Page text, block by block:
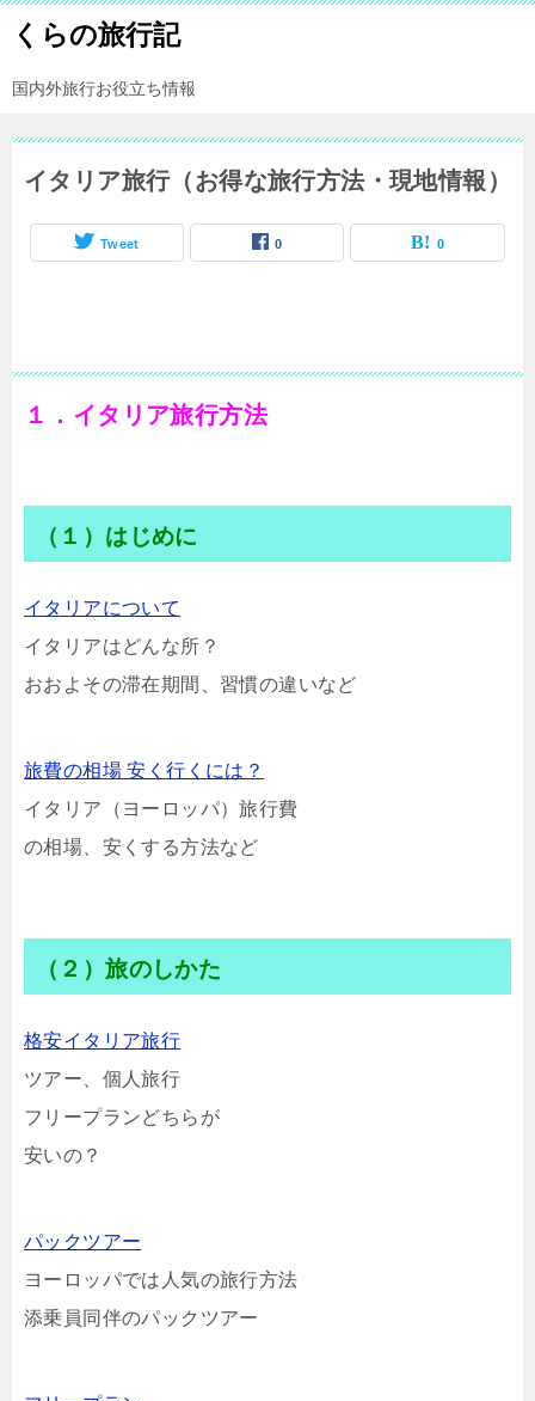
くらの旅行記
国内外旅行お役立ち情報
イタリア旅行（お得な旅行方法・現地情報）
Tweet 0 0
１．イタリア旅行方法
（１）はじめに
イタリアについて
イタリアはどんな所？
おおよその滞在期間、習慣の違いなど
旅費の相場 安く行くには？
イタリア（ヨーロッパ）旅行費
の相場、安くする方法など
（２）旅のしかた
格安イタリア旅行
ツアー、個人旅行
フリープランどちらが
安いの？
パックツアー
ヨーロッパでは人気の旅行方法
添乗員同伴のパックツアー